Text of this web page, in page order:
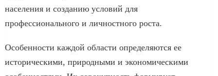
населения и созданию условий для
профессионального и личностного роста.
Особенности каждой области определяются ее
историческими, природными и экономическими